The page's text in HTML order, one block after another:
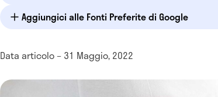
Aggiungici alle Fonti Preferite di Google
Data articolo – 31 Maggio, 2022